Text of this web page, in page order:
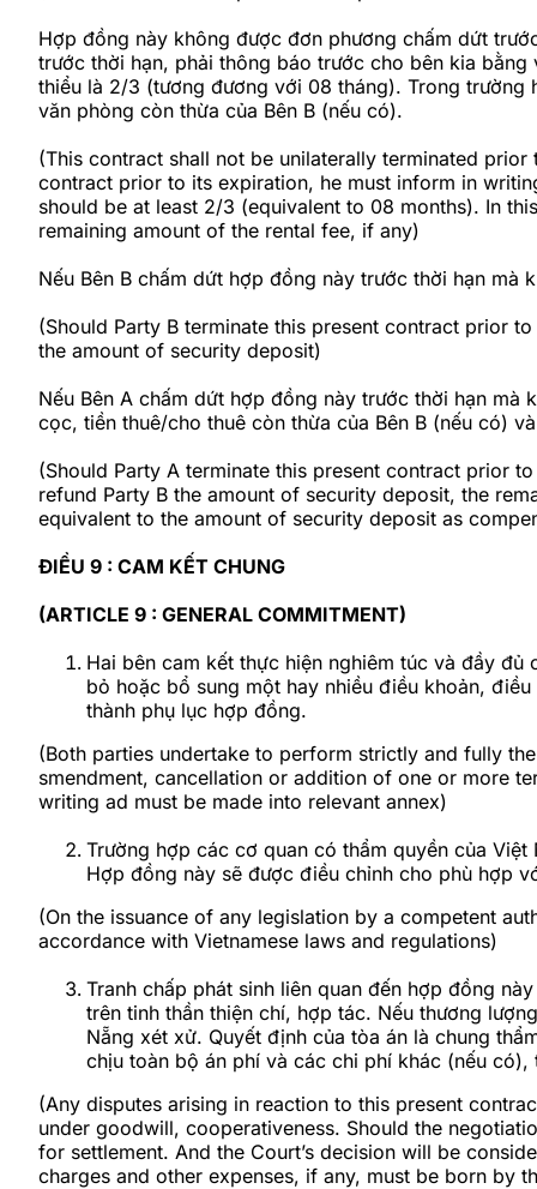
Hợp đồng này không được đơn phương chấm dứt
trước thời hạn, phải thông báo trước cho bên kia
thiểu là 2/3 (tương đương với 08 tháng). Trong trường
văn phòng còn thừa của Bên B (nếu có).
(This contract shall not be unilaterally terminated
contract prior to its expiration, he must inform in
should be at least 2/3 (equivalent to 08 months). In
remaining amount of the rental fee, if any)
Nếu Bên B chấm dứt hợp đồng này trước thời hạn mà
(Should Party B terminate this present contract prior
the amount of security deposit)
Nếu Bên A chấm dứt hợp đồng này trước thời hạn mà
cọc, tiền thuê/cho thuê còn thừa của Bên B (nếu có)
(Should Party A terminate this present contract prior
refund Party B the amount of security deposit, the
equivalent to the amount of security deposit as
ĐIỀU 9 : CAM KẾT CHUNG
(ARTICLE 9 : GENERAL COMMITMENT)
Hai bên cam kết thực hiện nghiêm túc và đầy
bỏ hoặc bổ sung một hay nhiều điều khoản,
thành phụ lục hợp đồng.
(Both parties undertake to perform strictly and fully
smendment, cancellation or addition of one or more
writing ad must be made into relevant annex)
Trường hợp các cơ quan có thẩm quyền của
Hợp đồng này sẽ được điều chỉnh cho phù hợp
(On the issuance of any legislation by a competent
accordance with Vietnamese laws and regulations)
Tranh chấp phát sinh liên quan đến hợp đồng
trên tinh thần thiện chí, hợp tác. Nếu thương
Nẵng xét xử. Quyết định của tòa án là chung
chịu toàn bộ án phí và các chi phí khác (nếu
(Any disputes arising in reaction to this present
under goodwill, cooperativeness. Should the
for settlement. And the Court’s decision will be
charges and other expenses, if any, must be born by